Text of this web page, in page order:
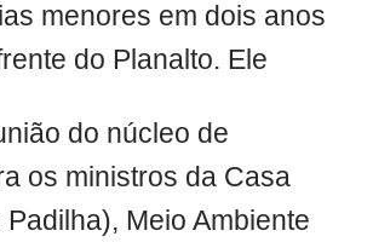
menores em dois anos
do Planalto. Ele
do núcleo de
os ministros da Casa
Meio Ambiente